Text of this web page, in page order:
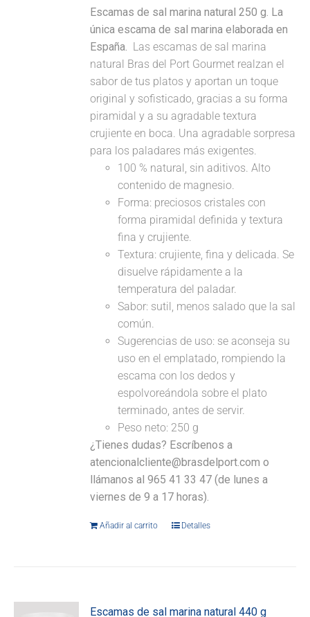
Escamas de sal marina natural 250 g. La
única escama de sal marina elaborada en
España. Las escamas de sal marina
natural Bras del Port Gourmet realzan el
sabor de tus platos y aportan un toque
original y sofisticado, gracias a su forma
piramidal y a su agradable textura
crujiente en boca. Una agradable sorpresa
para los paladares más exigentes.
100 % natural, sin aditivos. Alto
contenido de magnesio.
Forma: preciosos cristales con
forma piramidal definida y textura
fina y crujiente.
Textura: crujiente, fina y delicada. Se
disuelve rápidamente a la
temperatura del paladar.
Sabor: sutil, menos salado que la sal
común.
Sugerencias de uso: se aconseja su
uso en el emplatado, rompiendo la
escama con los dedos y
espolvoreándola sobre el plato
terminado, antes de servir.
Peso neto: 250 g
¿Tienes dudas? Escríbenos a
atencionalcliente@brasdelport.com o
llámanos al 965 41 33 47 (de lunes a
viernes de 9 a 17 horas).
Añadir al carrito Detalles
Escamas de sal marina natural 440 g